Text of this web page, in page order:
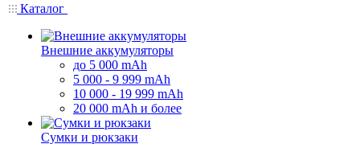
Каталог
Внешние аккумуляторы
до 5 000 mAh
5 000 - 9 999 mAh
10 000 - 19 999 mAh
20 000 mAh и более
Сумки и рюкзаки